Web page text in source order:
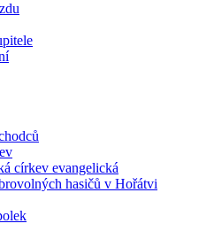
církev evangelická
hasičů v Hořátvi